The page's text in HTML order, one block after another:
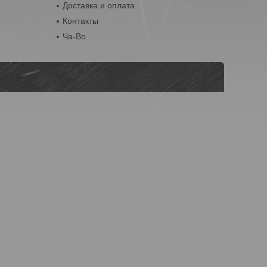
Доставка и оплата
Контакты
Ча-Во